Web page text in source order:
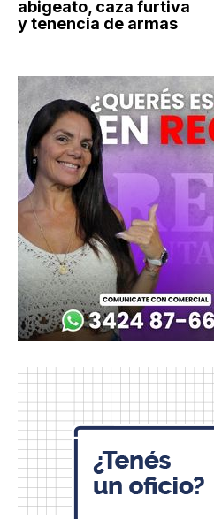
abigeato, caza furtiva
y tenencia de armas